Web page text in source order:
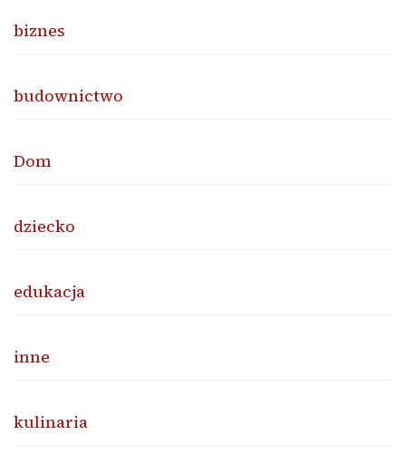
biznes
budownictwo
Dom
dziecko
edukacja
inne
kulinaria